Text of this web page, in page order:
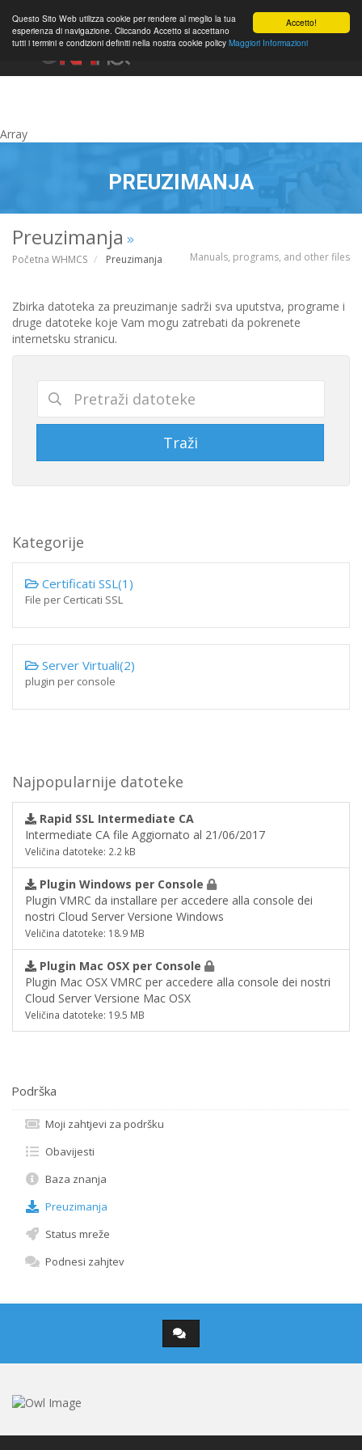
Accetto!
Questo Sito Web utilizza cookie per rendere al meglio la tua
esperienza di navigazione. Cliccando Accetto si accettano
tutti i termini e condizioni definiti nella nostra cookie policy Maggiori Informazioni
Array
0
PREUZIMANJA
Preuzimanja
Početna WHMCS Preuzimanja Manuals, programs, and other files
Zbirka datoteka za preuzimanje sadrži sva uputstva, programe i
druge datoteke koje Vam mogu zatrebati da pokrenete
internetsku stranicu.
Kategorije
Certificati SSL(1)
File per Certicati SSL
Server Virtuali(2)
plugin per console
Najpopularnije datoteke
Rapid SSL Intermediate CA
Intermediate CA file Aggiornato al 21/06/2017
Veličina datoteke: 2.2 kB
Plugin Windows per Console
Plugin VMRC da installare per accedere alla console dei
nostri Cloud Server Versione Windows
Veličina datoteke: 18.9 MB
Plugin Mac OSX per Console
Plugin Mac OSX VMRC per accedere alla console dei nostri
Cloud Server Versione Mac OSX
Veličina datoteke: 19.5 MB
Podrška
Moji zahtjevi za podršku
Obavijesti
Baza znanja
Preuzimanja
Status mreže
Podnesi zahjtev